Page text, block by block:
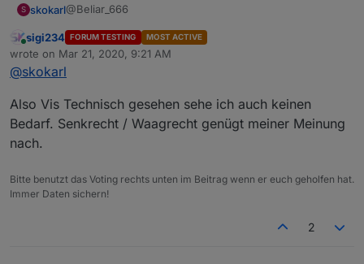
Aber ich denke das wird schwer umsetzbar.
S skokarl@Beliar_666
quäle doch die Jungs nicht so.....
Wer will so einen Slider haben ??
Online
sigi234 FORUM TESTING MOST ACTIVE
wrote on Mar 21, 2020, 9:21 AM
last edited by
@skokarl
Also Vis Technisch gesehen sehe ich auch keinen
Bedarf. Senkrecht / Waagrecht genügt meiner Meinung
nach.
Bitte benutzt das Voting rechts unten im Beitrag wenn er euch geholfen hat.
Immer Daten sichern!
2